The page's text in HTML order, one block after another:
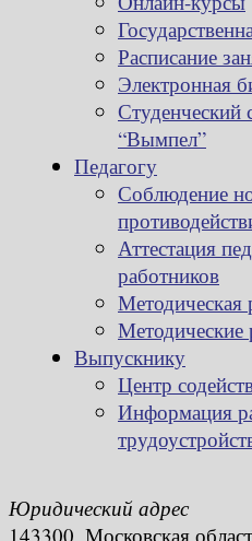
Расписание
Электронная
Студенческий
“Вымпел”
Педагогу
Соблюдение
Аттестация
работников
Методическая
Методические
Выпускнику
Центр
Информация
Юридический адрес
143300, Московская